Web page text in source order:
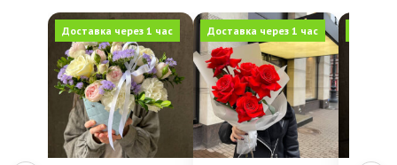
Доставка через 1 час Доставка через 1 час